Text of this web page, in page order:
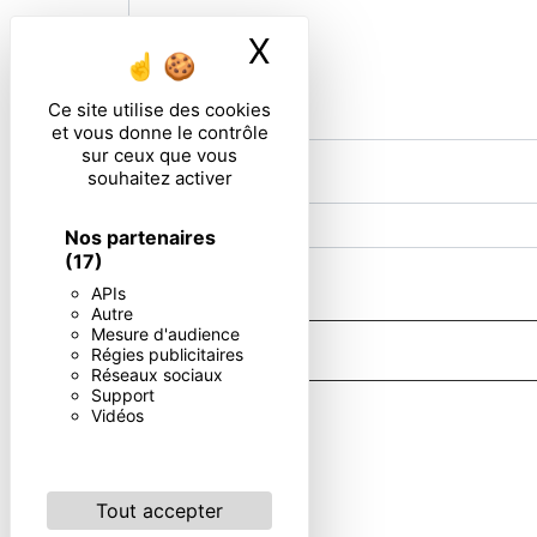
Ce site utilise des cookies
et vous donne le contrôle
sur ceux que vous
souhaitez activer
Nos partenaires
(17)
APIs
Autre
Mesure d'audience
Régies publicitaires
Réseaux sociaux
Support
Vidéos
Tout accepter
X
Combien font dix plus six
** Les données personnelles communiquées sont